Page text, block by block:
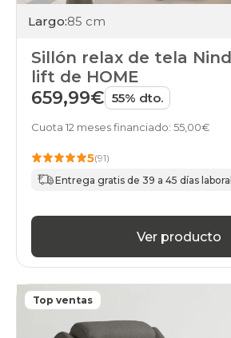
Largo:85 cm
Sillón relax de tela
lift de HOME
659,99€ 55% dto.
Cuota 12 meses financiado: 55,00€
5(91)
Entrega gratis de 39 a 45 días
Ver producto
Top ventas